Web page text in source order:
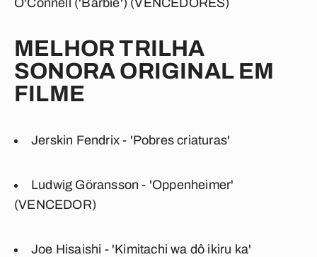
O'Connell ('Barbie') (VENCEDORES)
MELHOR TRILHA
SONORA ORIGINAL EM
FILME
Jerskin Fendrix - 'Pobres criaturas'
Ludwig Göransson - 'Oppenheimer'
(VENCEDOR)
Joe Hisaishi - 'Kimitachi wa dô ikiru ka'